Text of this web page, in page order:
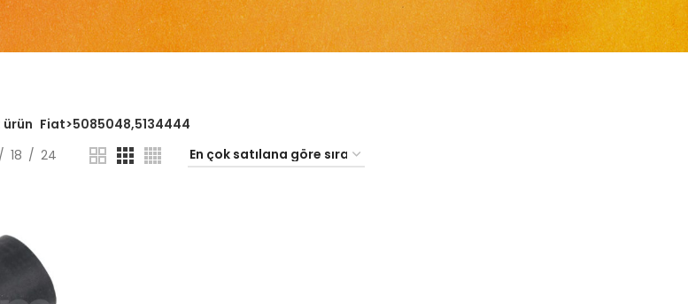
ürün Fiat>5085048,5134444
18 24